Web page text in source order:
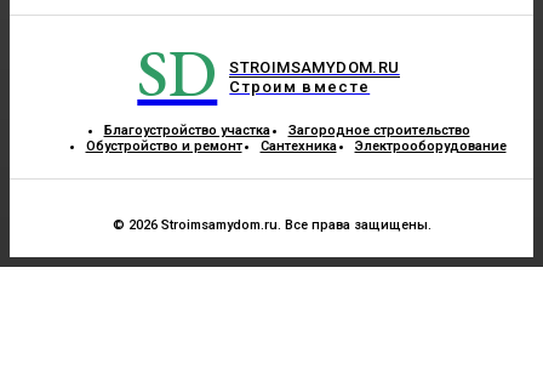
SD
STROIMSAMYDOM.RU
Строим вместе
Благоустройство участка
Загородное строительство
Обустройство и ремонт
Сантехника Электрооборудование
© 2026 Stroimsamydom.ru. Все права защищены.